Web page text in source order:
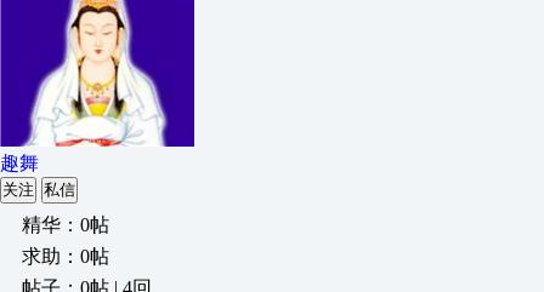
趣舞
关注 私信
精华：0帖
求助：0帖
帖子：0帖 | 4回